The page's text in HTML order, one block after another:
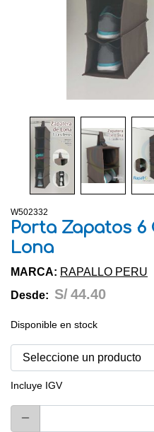
W502332
Porta Zapatos 6
Lona
MARCA: RAPALLO PERU
Desde: S/44.40
Disponible en stock
Incluye IGV